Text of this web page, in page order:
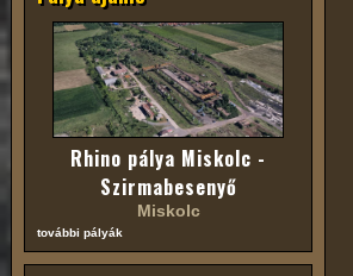
Rhino pálya Miskolc -
Szirmabesenyő
Miskolc
további pályák